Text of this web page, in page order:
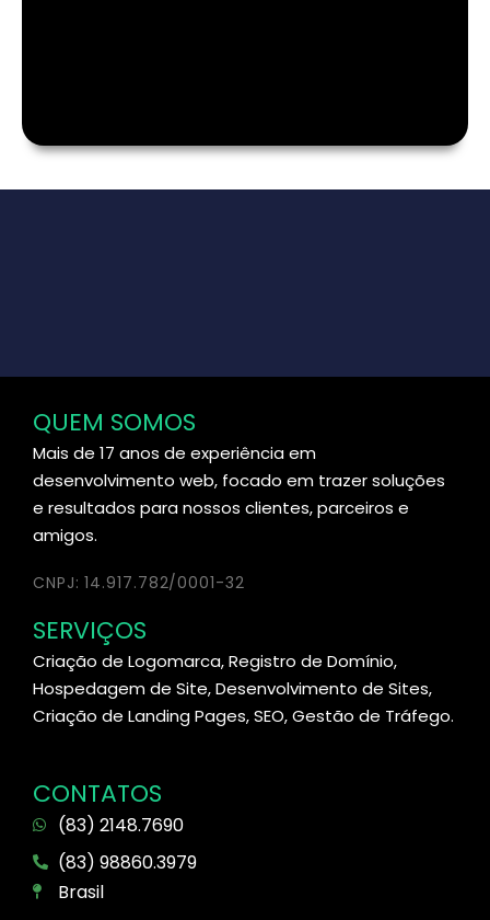
QUEM SOMOS
Mais de 17 anos de experiência em
desenvolvimento web, focado em trazer soluções
e resultados para nossos clientes, parceiros e
amigos.
CNPJ: 14.917.782/0001-32
SERVIÇOS
Criação de Logomarca, Registro de Domínio,
Hospedagem de Site, Desenvolvimento de Sites,
Criação de Landing Pages, SEO, Gestão de Tráfego.
CONTATOS
(83) 2148.7690
(83) 98860.3979
Brasil